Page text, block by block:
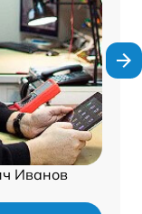
Иванов